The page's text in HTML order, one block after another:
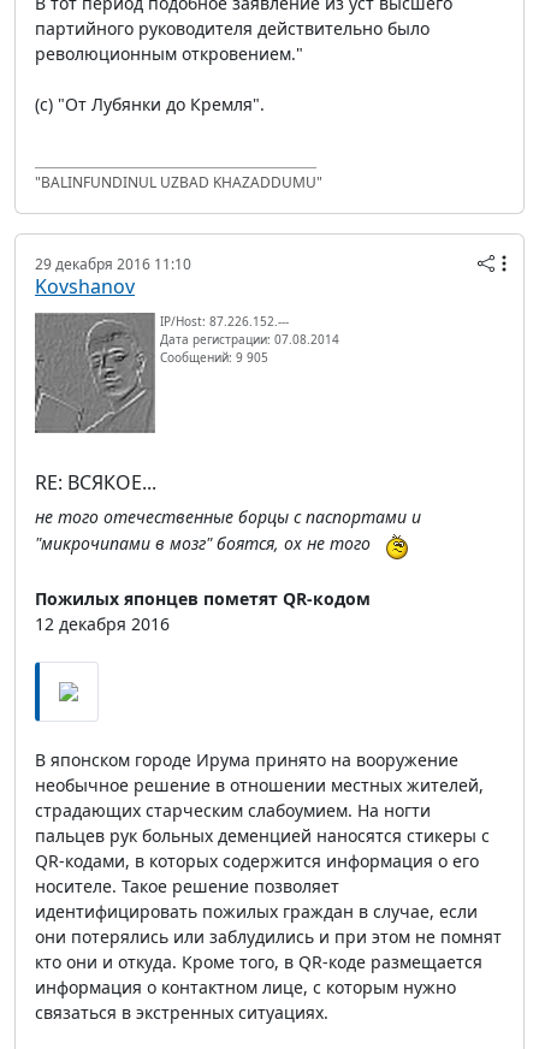
партийного руководителя действительно было
революционным откровением."
(с) "От Лубянки до Кремля".
"BALINFUNDINUL UZBAD KHAZADDUMU"
29 декабря 2016 11:10
Kovshanov
IP/Host: 87.226.152.---
Дата регистрации: 07.08.2014
Сообщений: 9 905
RE: ВСЯКОЕ...
не того отечественные борцы с паспортами и
"микрочипами в мозг" боятся, ох не того
Пожилых японцев пометят QR-кодом
12 декабря 2016
В японском городе Ирума принято на вооружение
необычное решение в отношении местных жителей,
страдающих старческим слабоумием. На ногти
пальцев рук больных деменцией наносятся стикеры с
QR-кодами, в которых содержится информация о его
носителе. Такое решение позволяет
идентифицировать пожилых граждан в случае, если
они потерялись или заблудились и при этом не помнят
кто они и откуда. Кроме того, в QR-коде размещается
информация о контактном лице, с которым нужно
связаться в экстренных ситуациях.